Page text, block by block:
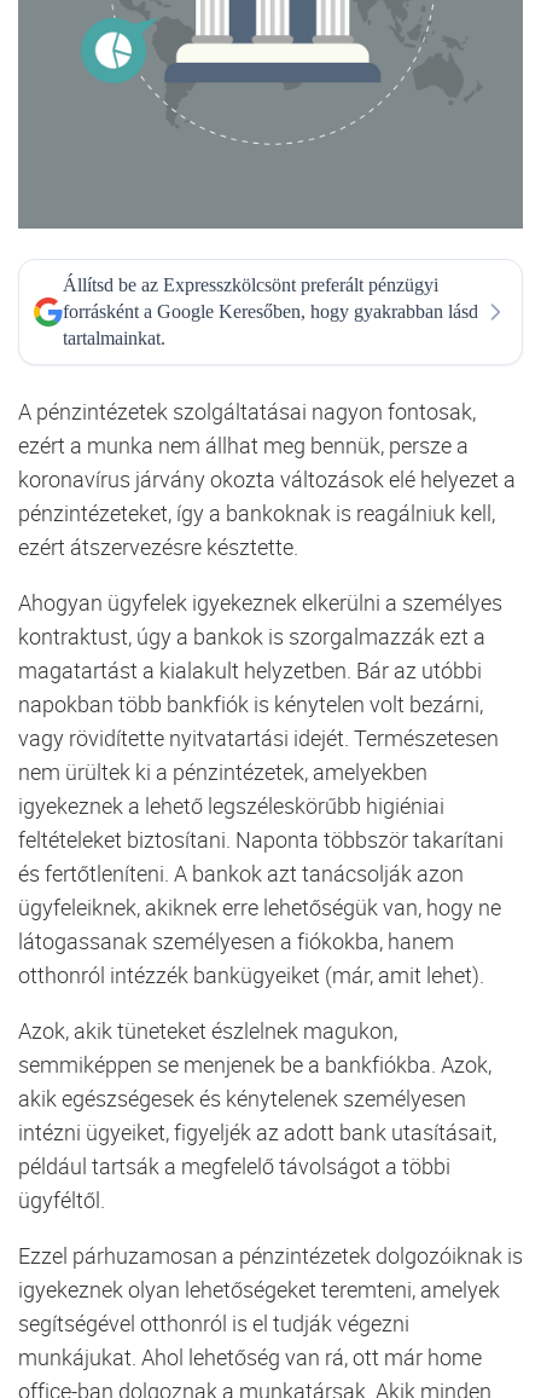
Állítsd be az Expresszkölcsönt preferált pénzügyi
forrásként a Google Keresőben, hogy gyakrabban lásd
tartalmainkat.
A pénzintézetek szolgáltatásai nagyon fontosak,
ezért a munka nem állhat meg bennük, persze a
koronavírus járvány okozta változások elé helyezet a
pénzintézeteket, így a bankoknak is reagálniuk kell,
ezért átszervezésre késztette.
Ahogyan ügyfelek igyekeznek elkerülni a személyes
kontraktust, úgy a bankok is szorgalmazzák ezt a
magatartást a kialakult helyzetben. Bár az utóbbi
napokban több bankfiók is kénytelen volt bezárni,
vagy rövidítette nyitvatartási idejét. Természetesen
nem ürültek ki a pénzintézetek, amelyekben
igyekeznek a lehető legszéleskörűbb higiéniai
feltételeket biztosítani. Naponta többször takarítani
és fertőtleníteni. A bankok azt tanácsolják azon
ügyfeleiknek, akiknek erre lehetőségük van, hogy ne
látogassanak személyesen a fiókokba, hanem
otthonról intézzék bankügyeiket (már, amit lehet).
Azok, akik tüneteket észlelnek magukon,
semmiképpen se menjenek be a bankfiókba. Azok,
akik egészségesek és kénytelenek személyesen
intézni ügyeiket, figyeljék az adott bank utasításait,
például tartsák a megfelelő távolságot a többi
ügyféltől.
Ezzel párhuzamosan a pénzintézetek dolgozóiknak is
igyekeznek olyan lehetőségeket teremteni, amelyek
segítségével otthonról is el tudják végezni
munkájukat. Ahol lehetőség van rá, ott már home
office-ban dolgoznak a munkatársak. Akik minden